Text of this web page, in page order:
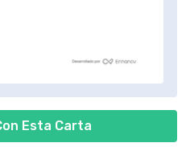
Esta Carta